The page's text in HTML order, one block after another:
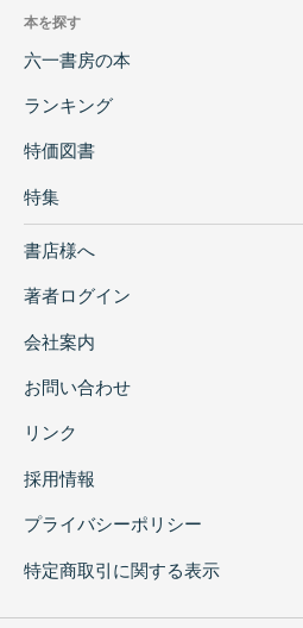
本を探す
六一書房の本
ランキング
特価図書
特集
書店様へ
著者ログイン
会社案内
お問い合わせ
リンク
採用情報
プライバシーポリシー
特定商取引に関する表示